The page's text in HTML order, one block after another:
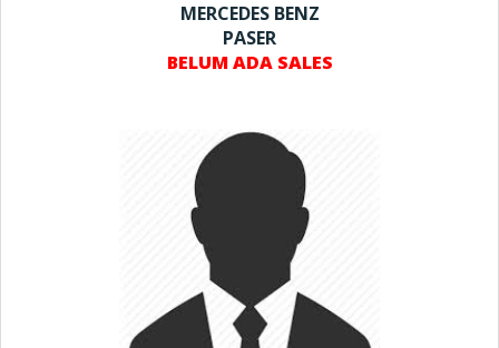
MERCEDES BENZ
PASER
BELUM ADA SALES